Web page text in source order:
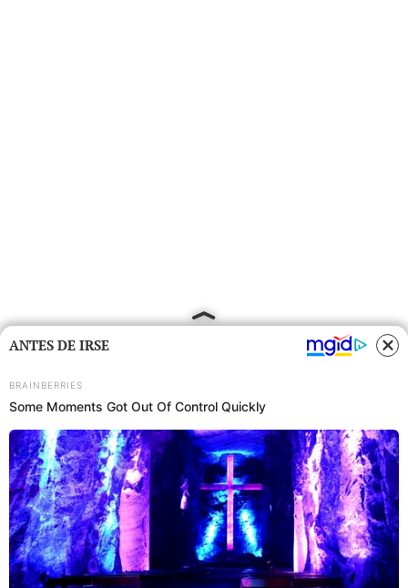
ANTES DE IRSE